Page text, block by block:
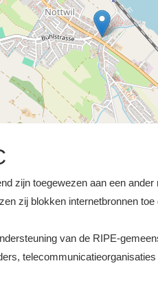
zijn toegewezen aan een
zij blokken internetbronnen
van de RIPE-